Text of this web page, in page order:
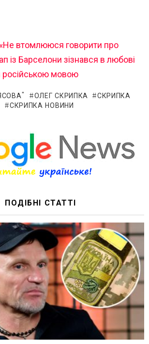
«Не втомлююся говорити про
із Барселони зізнався в любові
російською мовою
ОЛЕГ СКРИПКА
СКРИПКА
СКРИПКА НОВИНИ
ПОДІБНІ СТАТТІ